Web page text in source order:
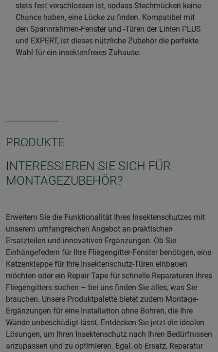
stets fest verschlossen ist, sodass Stechmücken keine
Chance haben, eine Lücke zu finden. Kompatibel mit
den Spannrahmen-Fenster und -Türen der Linien PLUS
und EXPERT, ist dieses nützliche Zubehör die perfekte
Wahl für ein insektenfreies Zuhause.
PRODUKTE
INTERESSIEREN SIE SICH FÜR
MONTAGEZUBEHÖR?
Erweitern Sie die Funktionalität Ihres Insektenschutzes mit
unserem umfangreichen Angebot an praktischen
Ersatzteilen und innovativen Ergänzungen. Ob Sie
Einhängefedern für Ihre Fliegengitter-Fenster benötigen, eine
Katzenklappe für Ihre Insektenschutz-Türen einbauen
möchten oder ein Repair Tape für schnelle Reparaturen Ihres
Fliegengitters suchen – bei uns finden Sie alles, was Sie
brauchen. Unsere Produktpalette bietet zudem Montage-
Ergänzungen für eine Installation ohne Bohren, die Ihre
Wände unbeschädigt lässt. Entdecken Sie jetzt die idealen
Lösungen, um Ihren Insektenschutz nach Ihren Bedürfnissen
anzupassen und zu optimieren. Egal, ob Ersatz, Reparatur